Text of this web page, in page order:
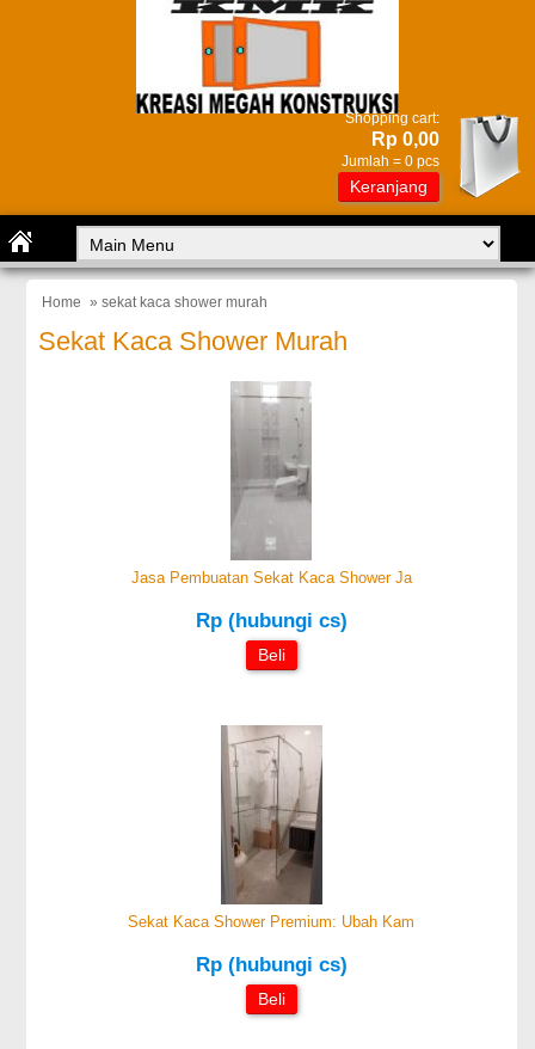
Shopping cart:
Rp 0,00
Jumlah = 0 pcs
Keranjang
Home » sekat kaca shower murah
Sekat Kaca Shower Murah
Jasa Pembuatan Sekat Kaca Shower Ja
Rp (hubungi cs)
Beli
Sekat Kaca Shower Premium: Ubah Kam
Rp (hubungi cs)
Beli